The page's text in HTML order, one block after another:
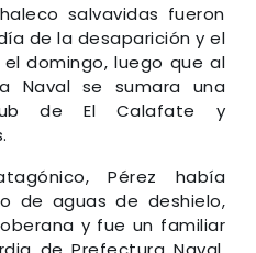
salvavidas fueron
de la desaparición y el
domingo, luego que al
Naval se sumara una
de El Calafate y
Pérez había
de aguas de deshielo,
y fue un familiar